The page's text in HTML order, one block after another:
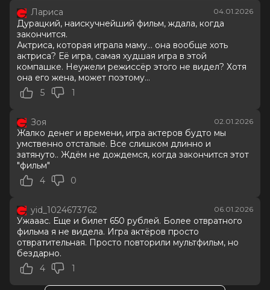
Фёдору со своими новыми приятелями — котом
Матроскиным и верным псом Шариком —
отправиться в деревню Простоквашино.
Оценка 6.8/ 10 (295 810 голосов)
5.1/ 10 (660 голосов)
Год
Актеры
Роман Панков, Иван Охлобыстин,
Лиза Моряк, Павел Прилучный,
Антон Табаков, Павел Деревянко,
Продюсеры
Сценаристы
Иван Новиков, Алексей Корда,
Александр Вялых
Жанр
приключения, семейный
Длительность
1 ч 45 мин
В прокате
Меморандум
Пушкинская картаМожно оплатить
Лариса 04.01.2026
Дурацкий, наискучнейший фильм, ждала, когда
закончится.
Актриса, которая играла маму... она вообще хоть
актриса? Её игра, самая худшая игра в этой
компашке. Неужели режиссёр этого не видел? Хотя
она его жена, может поэтому...
5
1
Зоя 02.01.2026
Жалко денег и времени, игра актеров будто мы
умственно отсталые. Все слишком длинно и
затянуто.. Ждём не дождемся, когда закончится этот
"фильм"
4
0
yid_1024673762 06.01.2026
Ужааас. Еще и билет 650 рублей. Более отвратного
фильма я не видела. Игра актёров просто
отвратительная. Просто повторили мультфильм, но
бездарно.
4
1